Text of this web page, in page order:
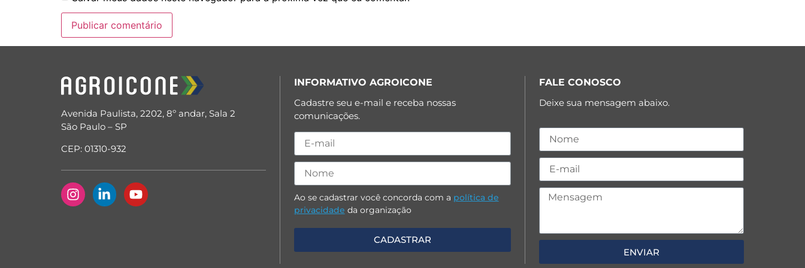
Avenida Paulista, 2202, 8º andar, Sala 2
São Paulo – SP
CEP: 01310-932
INFORMATIVO AGROICONE
Cadastre seu e-mail e receba nossas
comunicações.
Ao se cadastrar você concorda com a política de
privacidade da organização
FALE CONOSCO
Deixe sua mensagem abaixo.
ENVIAR